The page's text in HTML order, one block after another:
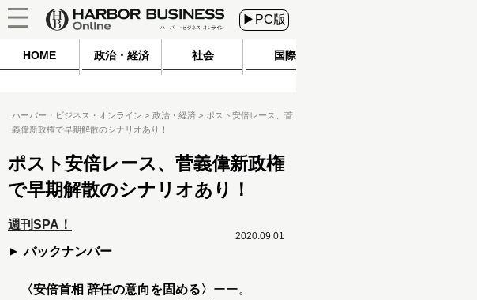
▶PC版
HOME 政治・経済 社会 国際
ハーバー・ビジネス・オンライン 政治・経済
ポスト安倍レース、菅
義偉新政権で早期解散のシナリオあり！
ポスト安倍レース、菅義偉新政権
で早期解散のシナリオあり！
週刊SPA！
バックナンバー
2020.09.01
〈安倍首相 辞任の意向を固める〉 ーー。